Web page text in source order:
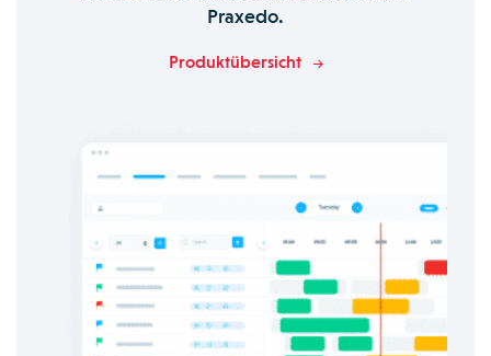
Praxedo.
Produktübersicht